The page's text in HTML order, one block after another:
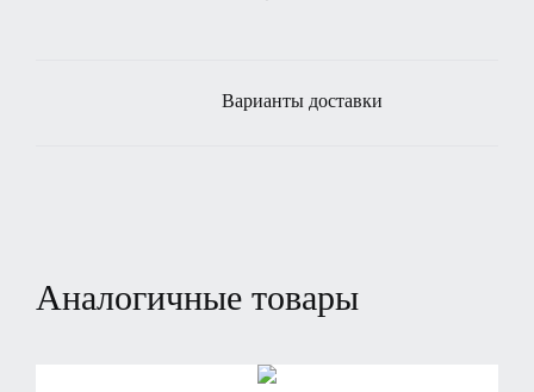
Варианты доставки
Аналогичные товары